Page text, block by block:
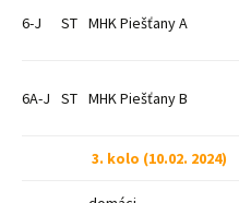
6-J ST MHK Piešťany A
6A-J ST MHK Piešťany B
3. kolo (10.02. 2024)